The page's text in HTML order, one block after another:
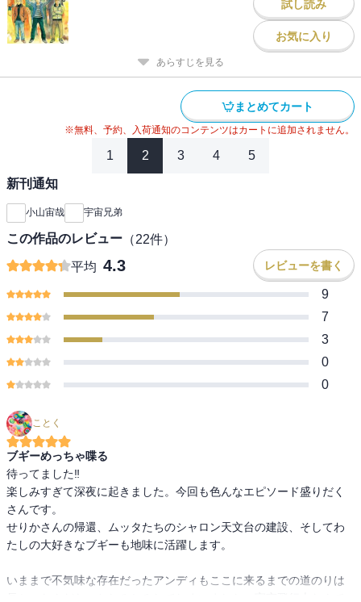
試し読み
お気に入り
あらすじを見る
まとめてカート
※無料、予約、入荷通知のコンテンツはカートに追加されません。
1 2 3 4 5
新刊通知
小山宙哉 宇宙兄弟
この作品のレビュー （22件）
平均 4.3 レビューを書く
9
7
3
0
0
ことく
ブギーめっちゃ喋る
待ってました‼
楽しみすぎて深夜に起きました。今回も色んなエピソード盛りだく
さんです。
せりかさんの帰還、ムッタたちのシャロン天文台の建設、そしてわ
たしの大好きなブギーも地味に活躍します。
いままで不気味な存在だったアンディもここに来るまでの道のりは